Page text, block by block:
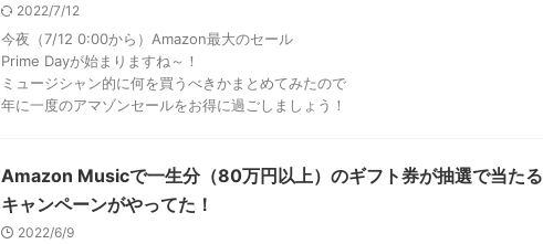
2022/7/12
今夜（7/12 0:00から）Amazon最大のセール
Prime Dayが始まりますね～！
ミュージシャン的に何を買うべきかまとめてみたので
年に一度のアマゾンセールをお得に過ごしましょう！
Amazon Musicで一生分（80万円以上）のギフト券が抽選で当たる
キャンペーンがやってた！
2022/6/9